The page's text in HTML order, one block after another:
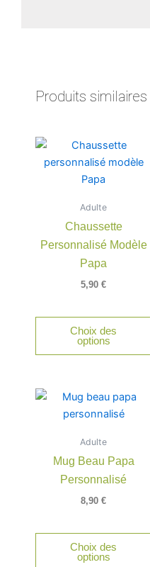
Produits similaires
Adulte
Chaussette
Personnalisé Modèle
Papa
5,90 €
Choix des
options
Adulte
Mug Beau Papa
Personnalisé
8,90 €
Choix des
options